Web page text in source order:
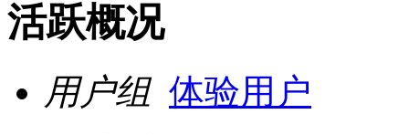
活跃概况
用户组 体验用户